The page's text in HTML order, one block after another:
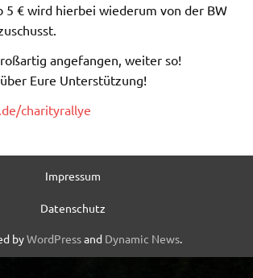
5 € wird hierbei wiederum von der BW
angefangen, weiter so!
Eure Unterstützung!
charityrallye
Impressum
Datenschutz
byWordPressand Dynamic News.